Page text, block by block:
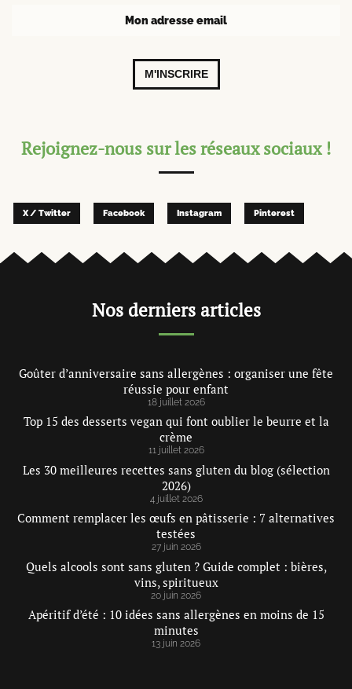
M'INSCRIRE
Rejoignez-nous sur les réseaux sociaux !
X / Twitter Facebook Instagram Pinterest
Nos derniers articles
Goûter d’anniversaire sans allergènes : organiser une fête
réussie pour enfant
18 juillet 2026
Top 15 des desserts vegan qui font oublier le beurre et la
crème
11 juillet 2026
Les 30 meilleures recettes sans gluten du blog (sélection
2026)
4 juillet 2026
Comment remplacer les œufs en pâtisserie : 7 alternatives
testées
27 juin 2026
Quels alcools sont sans gluten ? Guide complet : bières,
vins, spiritueux
20 juin 2026
Apéritif d’été : 10 idées sans allergènes en moins de 15
minutes
13 juin 2026